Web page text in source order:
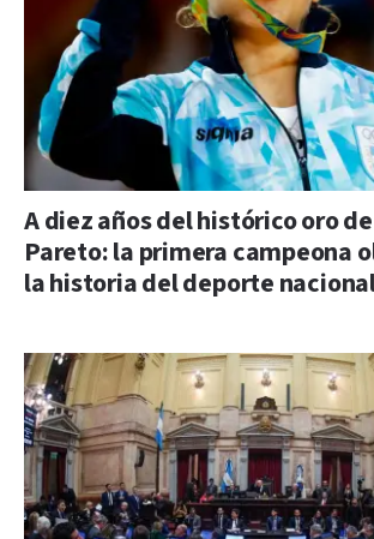
A diez años del histórico oro
Pareto: la primera campeona
la historia del deporte